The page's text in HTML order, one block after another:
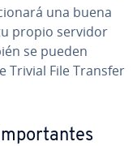
una buena
propio servidor
se pueden
Trivial File Transfer